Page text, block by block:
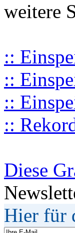
weitere
::
::
::
::
Diese
Hier für